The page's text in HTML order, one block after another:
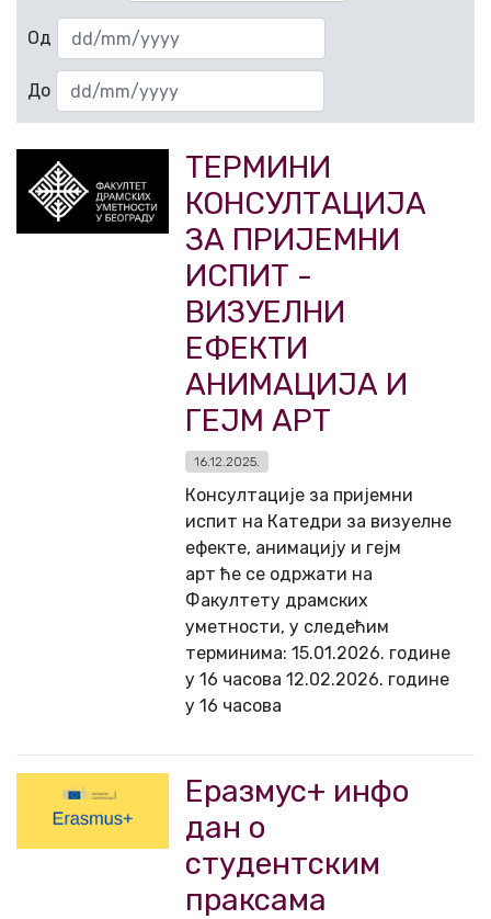
Од
До
ТЕРМИНИ
КОНСУЛТАЦИЈА
ЗА ПРИЈЕМНИ
ИСПИТ -
ВИЗУЕЛНИ
ЕФЕКТИ
АНИМАЦИЈА И
ГЕЈМ АРТ
16.12.2025.
Консултације за пријемни
испит на Катедри за визуелне
ефекте, анимацију и гејм
арт ће се одржати на
Факултету драмских
уметности, у следећим
терминима: 15.01.2026. године
у 16 часова 12.02.2026. године
у 16 часова
Еразмус+ инфо
дан о
студентским
праксама